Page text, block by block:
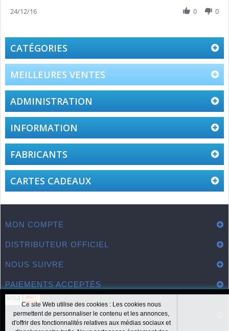
2016
F.
on
24
Dec
2016
24/12/16 0 0
CATÉGORIES
MEILLEURES VENTES
ADMINISTRATION
INFORMATION
FABRICANTS
CARTES CADEAUX
MON COMPTE
DISTRIBUTEUR OFFICIEL
NOUS SUIVRE
PAIEMENTS ACCEPTÉS
CONTACT
Ce site Web utilise des cookies : Les cookies nous
permettent de personnaliser le contenu et les annonces,
d'offrir des fonctionnalités relatives aux médias sociaux et